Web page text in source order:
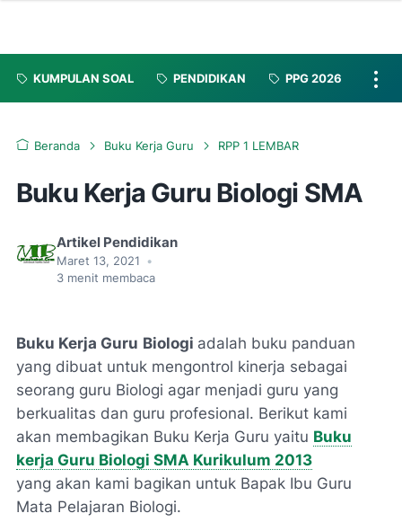
KUMPULAN SOAL PENDIDIKAN PPG 2026
Beranda Buku Kerja Guru RPP 1 LEMBAR
Buku Kerja Guru Biologi SMA
Artikel Pendidikan
Maret 13, 2021
•
3 menit membaca
Buku Kerja Guru Biologi adalah buku panduan
yang dibuat untuk mengontrol kinerja sebagai
seorang guru Biologi agar menjadi guru yang
berkualitas dan guru profesional. Berikut kami
akan membagikan Buku Kerja Guru yaitu Buku
kerja Guru Biologi SMA Kurikulum 2013
yang akan kami bagikan untuk Bapak Ibu Guru
Mata Pelajaran Biologi.